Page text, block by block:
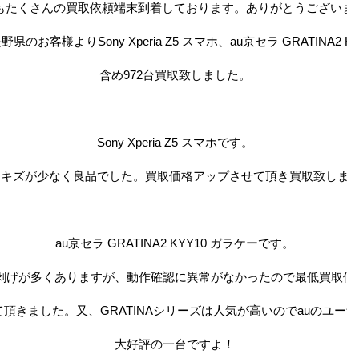
たくさんの買取依頼端末到着しております。ありがとうござい
県のお客様よりSony Xperia Z5 スマホ、au京セラ GRATINA2
含め972台買取致しました。
Sony Xperia Z5 スマホです。
ズが少なく良品でした。買取価格アップさせて頂き買取致しま
au京セラ GRATINA2 KYY10 ガラケーです。
げが多くありますが、動作確認に異常がなかったので最低買取
頂きました。又、GRATINAシリーズは人気が高いのでauのユ
大好評の一台ですよ！